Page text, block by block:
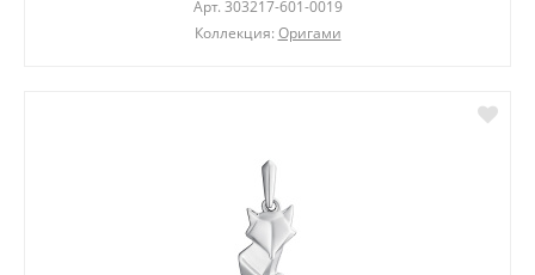
Арт. 303217-601-0019
Коллекция: Оригами